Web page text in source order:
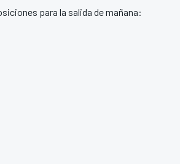
para la salida de mañana: